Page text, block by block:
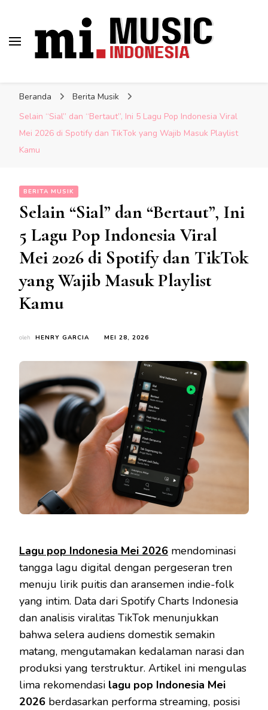
Update Musik Indonesia
Lengkap
Beranda
Berita Musik
Selain “Sial” dan “Bertaut”, Ini 5 Lagu Pop Indonesia Viral
Mei 2026 di Spotify dan TikTok yang Wajib Masuk Playlist
Kamu
BERITA MUSIK
Selain “Sial” dan “Bertaut”, Ini
5 Lagu Pop Indonesia Viral
Mei 2026 di Spotify dan TikTok
yang Wajib Masuk Playlist
Kamu
oleh HENRY GARCIA MEI 28, 2026
Lagu pop Indonesia Mei 2026 mendominasi
tangga lagu digital dengan pergeseran tren
menuju lirik puitis dan aransemen indie-folk
yang intim. Data dari Spotify Charts Indonesia
dan analisis viralitas TikTok menunjukkan
bahwa selera audiens domestik semakin
matang, mengutamakan kedalaman narasi dan
produksi yang terstruktur. Artikel ini mengulas
lima rekomendasi lagu pop Indonesia Mei
2026 berdasarkan performa streaming, posisi